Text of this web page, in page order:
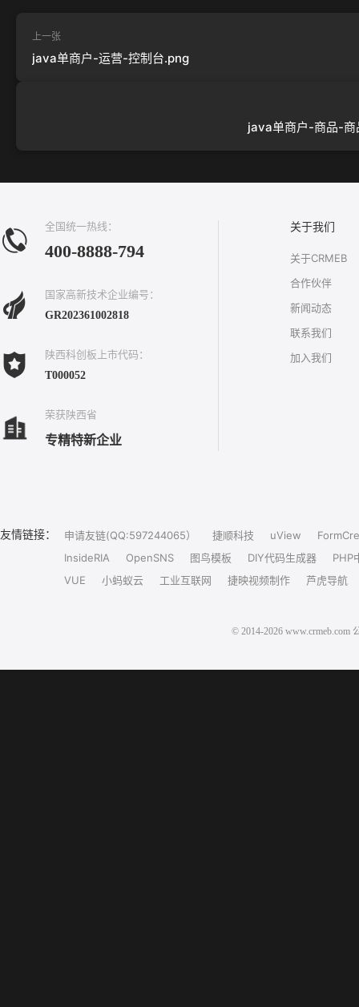
上一张
java单商户-运营-控制台.png
java单商户-商品-商
全国统一热线：
400-8888-794
国家高新技术企业编号：
GR202361002818
陕西科创板上市代码：
T000052
荣获陕西省
专精特新企业
关于我们
关于CRMEB
合作伙伴
新闻动态
联系我们
加入我们
友情链接： 申请友链(QQ:597244065） 捷顺科技 uView
InsideRIA
OpenSNS 图鸟模板 DIY代码生成器
PHP
VUE
小蚂蚁云 工业互联网 捷映视频制作 芦虎导航
© 2014-2026